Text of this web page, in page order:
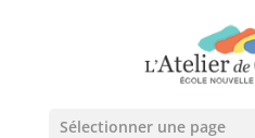
Sélectionner une page